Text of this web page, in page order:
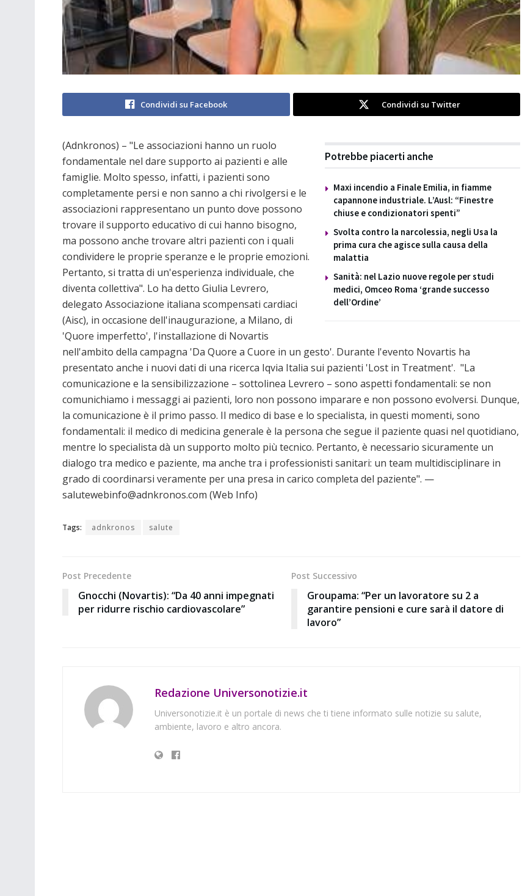
Condividi su Facebook Condividi su Twitter
Potrebbe piacerti anche
Maxi incendio a Finale Emilia, in fiamme
capannone industriale. L’Ausl: “Finestre
chiuse e condizionatori spenti”
Svolta contro la narcolessia, negli Usa la
prima cura che agisce sulla causa della
malattia
Sanità: nel Lazio nuove regole per studi
medici, Omceo Roma ‘grande successo
dell’Ordine’
(Adnkronos) – "Le associazioni hanno un ruolo
fondamentale nel dare supporto ai pazienti e alle
famiglie. Molto spesso, infatti, i pazienti sono
completamente persi e non sanno a chi rivolgersi e le
associazioni rappresentano un punto dove possono
trovare il supporto educativo di cui hanno bisogno,
ma possono anche trovare altri pazienti con i quali
condividere le proprie speranze e le proprie emozioni.
Pertanto, si tratta di un'esperienza individuale, che
diventa collettiva". Lo ha detto Giulia Levrero,
delegato Associazione italiana scompensati cardiaci
(Aisc), in occasione dell'inaugurazione, a Milano, di
'Quore imperfetto', l'installazione di Novartis
nell'ambito della campagna 'Da Quore a Cuore in un gesto'. Durante l'evento Novartis ha
presentato anche i nuovi dati di una ricerca Iqvia Italia sui pazienti 'Lost in Treatment'. "La
comunicazione e la sensibilizzazione – sottolinea Levrero – sono aspetti fondamentali: se non
comunichiamo i messaggi ai pazienti, loro non possono imparare e non possono evolversi. Dunque,
la comunicazione è il primo passo. Il medico di base e lo specialista, in questi momenti, sono
fondamentali: il medico di medicina generale è la persona che segue il paziente quasi nel quotidiano,
mentre lo specialista dà un supporto molto più tecnico. Pertanto, è necessario sicuramente un
dialogo tra medico e paziente, ma anche tra i professionisti sanitari: un team multidisciplinare in
grado di coordinarsi veramente per una presa in carico completa del paziente". —
salutewebinfo@adnkronos.com (Web Info)
Tags: adnkronos salute
Post Precedente
Gnocchi (Novartis): “Da 40 anni impegnati
per ridurre rischio cardiovascolare”
Post Successivo
Groupama: “Per un lavoratore su 2 a
garantire pensioni e cure sarà il datore di
lavoro”
Redazione Universonotizie.it
Universonotizie.it è un portale di news che ti tiene informato sulle notizie su salute,
ambiente, lavoro e altro ancora.